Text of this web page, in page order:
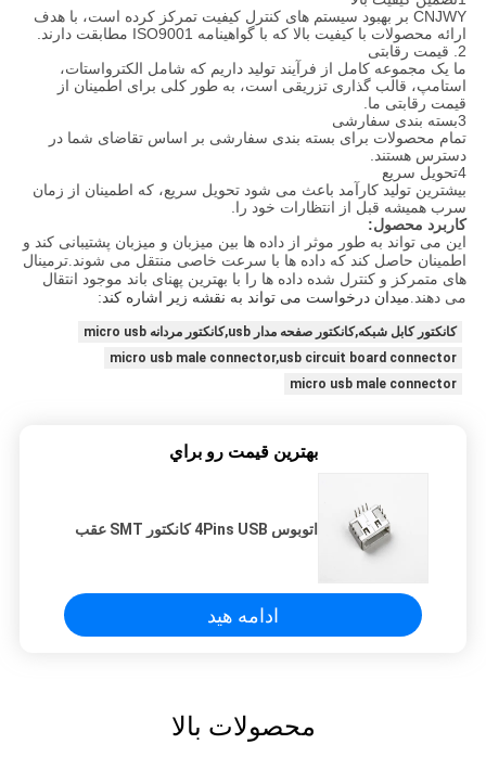
CNJWY بر بهبود سیستم های کنترل کیفیت تمرکز کرده است، با هدف
ارائه محصولات با کیفیت بالا که با گواهینامه ISO9001 مطابقت دارند.
2. قیمت رقابتی
ما یک مجموعه کامل از فرآیند تولید داریم که شامل الکترواستات،
استامپ، قالب گذاری تزریقی است، به طور کلی برای اطمینان از
قیمت رقابتی ما.
3بسته بندی سفارشی
تمام محصولات برای بسته بندی سفارشی بر اساس تقاضای شما در
دسترس هستند.
4تحویل سریع
بیشترین تولید کارآمد باعث می شود تحویل سریع، که اطمینان از زمان
سرب همیشه قبل از انتظارات خود را.
کاربرد محصول:
این می تواند به طور موثر از داده ها بین میزبان و میزبان پشتیبانی کند و
اطمینان حاصل کند که داده ها با سرعت خاصی منتقل می شوند.ترمینال
های متمرکز و کنترل شده داده ها را با بهترین پهنای باند موجود انتقال
می دهند.میدان درخواست می تواند به نقشه زیر اشاره کند:
کانکتور کابل شبکه,کانکتور صفحه مدار usb,کانکتور مردانه micro usb
micro usb male connector,usb circuit board connector
micro usb male connector
بهترين قيمت رو براي
اتوبوس 4Pins USB کانکتور SMT عقب
ادامه هید
محصولات بالا